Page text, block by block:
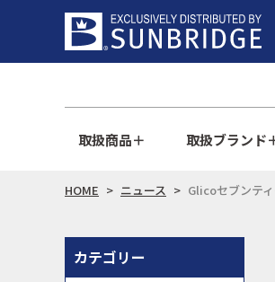
取扱商品 取扱ブランド
HOME ニュース Glicoセブンテ
カテゴリー